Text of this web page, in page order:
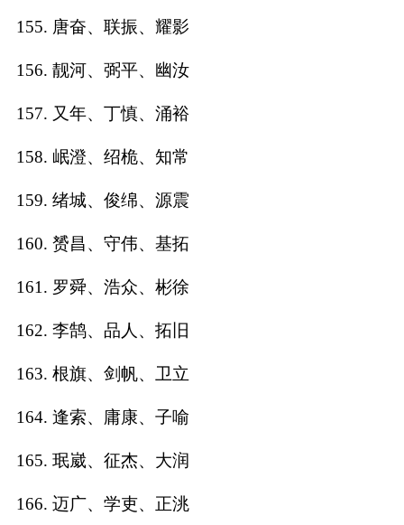
155. 唐奋、联振、耀影
156. 靓河、弼平、幽汝
157. 又年、丁慎、涌裕
158. 岷澄、绍桅、知常
159. 绪城、俊绵、源震
160. 赟昌、守伟、基拓
161. 罗舜、浩众、彬徐
162. 李鹄、品人、拓旧
163. 根旗、剑帆、卫立
164. 逢索、庸康、子喻
165. 珉崴、征杰、大润
166. 迈广、学吏、正洮